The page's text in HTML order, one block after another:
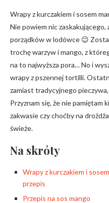
Wrapy z kurczakiem i sosem
Nie powiem nic
porządków w lodówce 😉
trochę warzyw i mango, z
na to najwyższa pora… No i
wrapy z pszennej tortilli.
zamiast tradycyjnego
Przyznam się, że nie pamiętam
zakwasie czy choćby na
świeże.
Na skróty
Wrapy z kurczakiem i
przepis
Przepis na sos mango